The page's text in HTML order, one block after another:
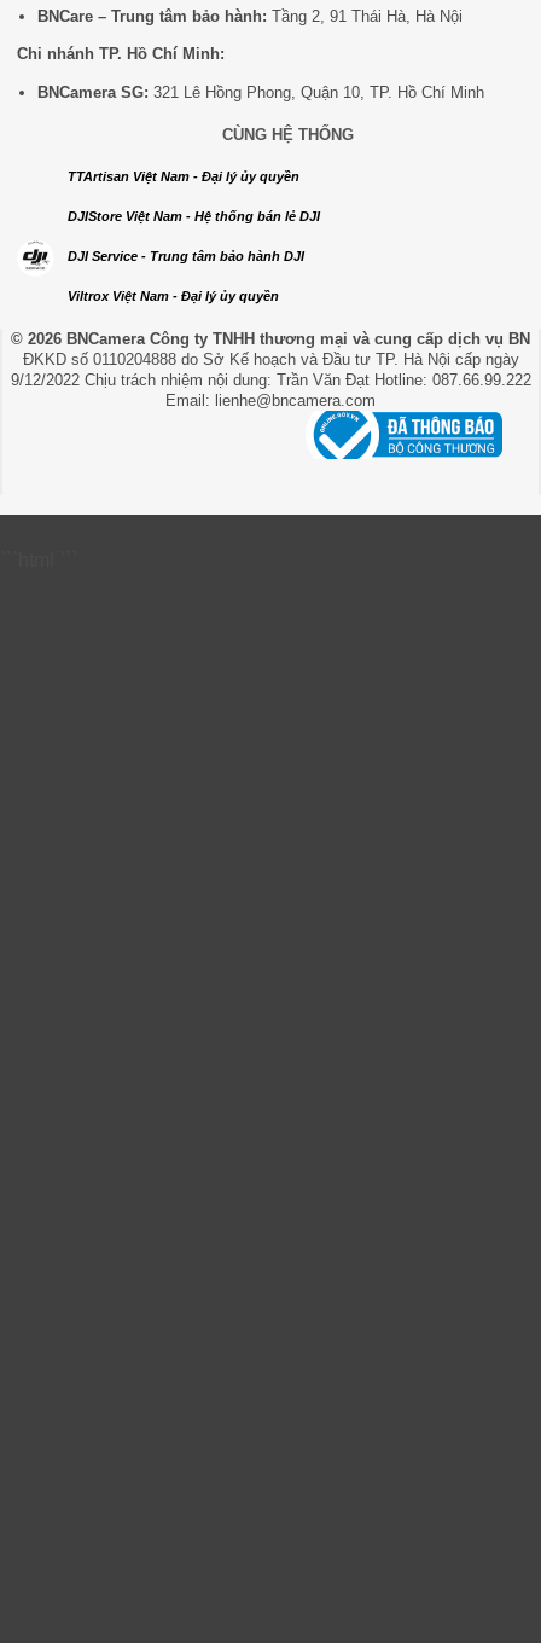
BNCare – Trung tâm bảo hành: Tầng 2, 91 Thái Hà, Hà Nội
Chi nhánh TP. Hồ Chí Minh:
BNCamera SG: 321 Lê Hồng Phong, Quận 10, TP. Hồ Chí Minh
CÙNG HỆ THỐNG
TTArtisan Việt Nam - Đại lý ủy quyền
DJIStore Việt Nam - Hệ thống bán lẻ DJI
DJI Service - Trung tâm bảo hành DJI
Viltrox Việt Nam - Đại lý ủy quyền
© 2026 BNCamera Công ty TNHH thương mại và cung cấp dịch vụ BN
ĐKKD số 0110204888 do Sở Kế hoạch và Đầu tư TP. Hà Nội cấp ngày
9/12/2022 Chịu trách nhiệm nội dung: Trần Văn Đạt Hotline: 087.66.99.222
Email: lienhe@bncamera.com